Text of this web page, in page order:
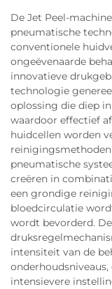
De Jet Peel-
pneumatische
conventionele
ongeëvenaarde
innovatieve
technologie
oplossing die diep
waardoor effectief
huidcellen worden
pneumatische
creëren in
een grondige
bloedcirculatie
wordt bevorderd.
intensiteit van de
intensievere